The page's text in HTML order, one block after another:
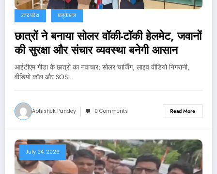
उत्तर प्रदेश एजुकेशन
छात्रों ने बनाया सोलर वॉकी-टॉकी हेलमेट, जवानों
की सुरक्षा और संचार व्यवस्था बनेगी आसान
आईटीएम गीडा के छात्रों का नवाचार; सोलर चार्जिंग, लाइव वीडियो निगरानी,
वीडियो कॉल और SOS…
Abhishek Pandey 0 Comments Read More
July 24, 2026